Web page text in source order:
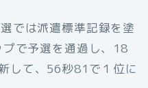
では派遣標準記録を塗
で予選を通過し、18
して、56秒81で１位に